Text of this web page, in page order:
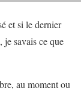
et si le dernier
savais ce que
au moment ou